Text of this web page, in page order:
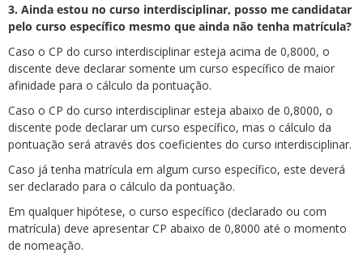
3. Ainda estou no curso interdisciplinar, posso me candidatar
pelo curso específico mesmo que ainda não tenha matrícula?
Caso o CP do curso interdisciplinar esteja acima de 0,8000, o
discente deve declarar somente um curso específico de maior
afinidade para o cálculo da pontuação.
Caso o CP do curso interdisciplinar esteja abaixo de 0,8000, o
discente pode declarar um curso específico, mas o cálculo da
pontuação será através dos coeficientes do curso interdisciplinar.
Caso já tenha matrícula em algum curso específico, este deverá
ser declarado para o cálculo da pontuação.
Em qualquer hipótese, o curso específico (declarado ou com
matrícula) deve apresentar CP abaixo de 0,8000 até o momento
de nomeação.